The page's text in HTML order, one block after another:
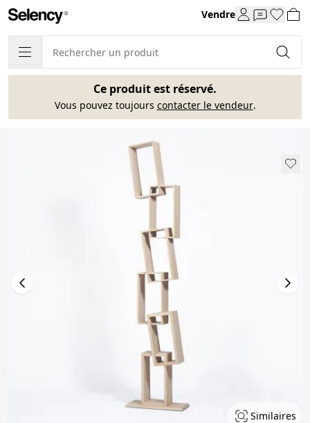
Vendre
Ce produit est réservé.
Vous pouvez toujours contacter le vendeur.
Similaires